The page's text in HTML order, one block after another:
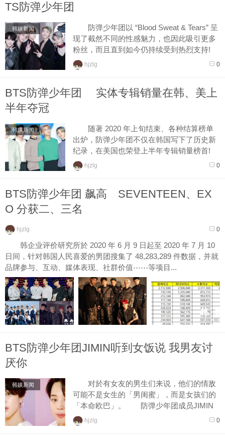
TS防弹少年团
韩娱新闻
防弹少年团以 “Blood Sweat & Tears” 呈
现了截然不同的性感魅力，也因此吸引更多
粉丝，而且直到如今仍持续受到热烈支持!
在(12 日)凌晨四点左右时，防弹少年...
0
hjzlg
BTS防弹少年团 实体专辑销量在韩、美上
半年夺冠
韩娱新闻
随著 2020 年上旬结束、各种结算榜单
出炉，防弹少年团不仅在韩国写下了历史新
纪录，在美国也荣登上半年专辑销量榜首!
Nielsen Music 本周公布了美国的音乐市场
报告，其中...
0
hjzlg
BTS防弹少年团 飙高 SEVENTEEN、EX
O 分获二、三名
0
hjzlg
韩企业评价研究所於 2020 年 6 月 9 日起至 2020 年 7 月 10
日间，针对韩国人民喜爱的男团搜集了 48,283,289 件数据，并就
品牌参与、互动、媒体表现、社群价值⋯⋯等项目...
BTS防弹少年团JIMIN听到女饭说 我男友讨
厌你
韩娱新闻
对於有女友的男生们来说，他们的情敌
可能不是女生的「男闺蜜」，而是女孩们的
「本命欧巴」。 防弹少年团成员JIMIN
收到了女粉丝的留言，上面写著：「我男友
很讨哥哥，我可以没...
0
hjzlg